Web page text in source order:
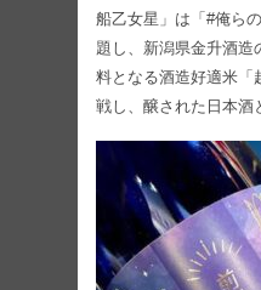
船乙女星」は「#俺ら
題し、新潟県金升酒造
料となる酒造好適米「
戦し、醸された日本酒